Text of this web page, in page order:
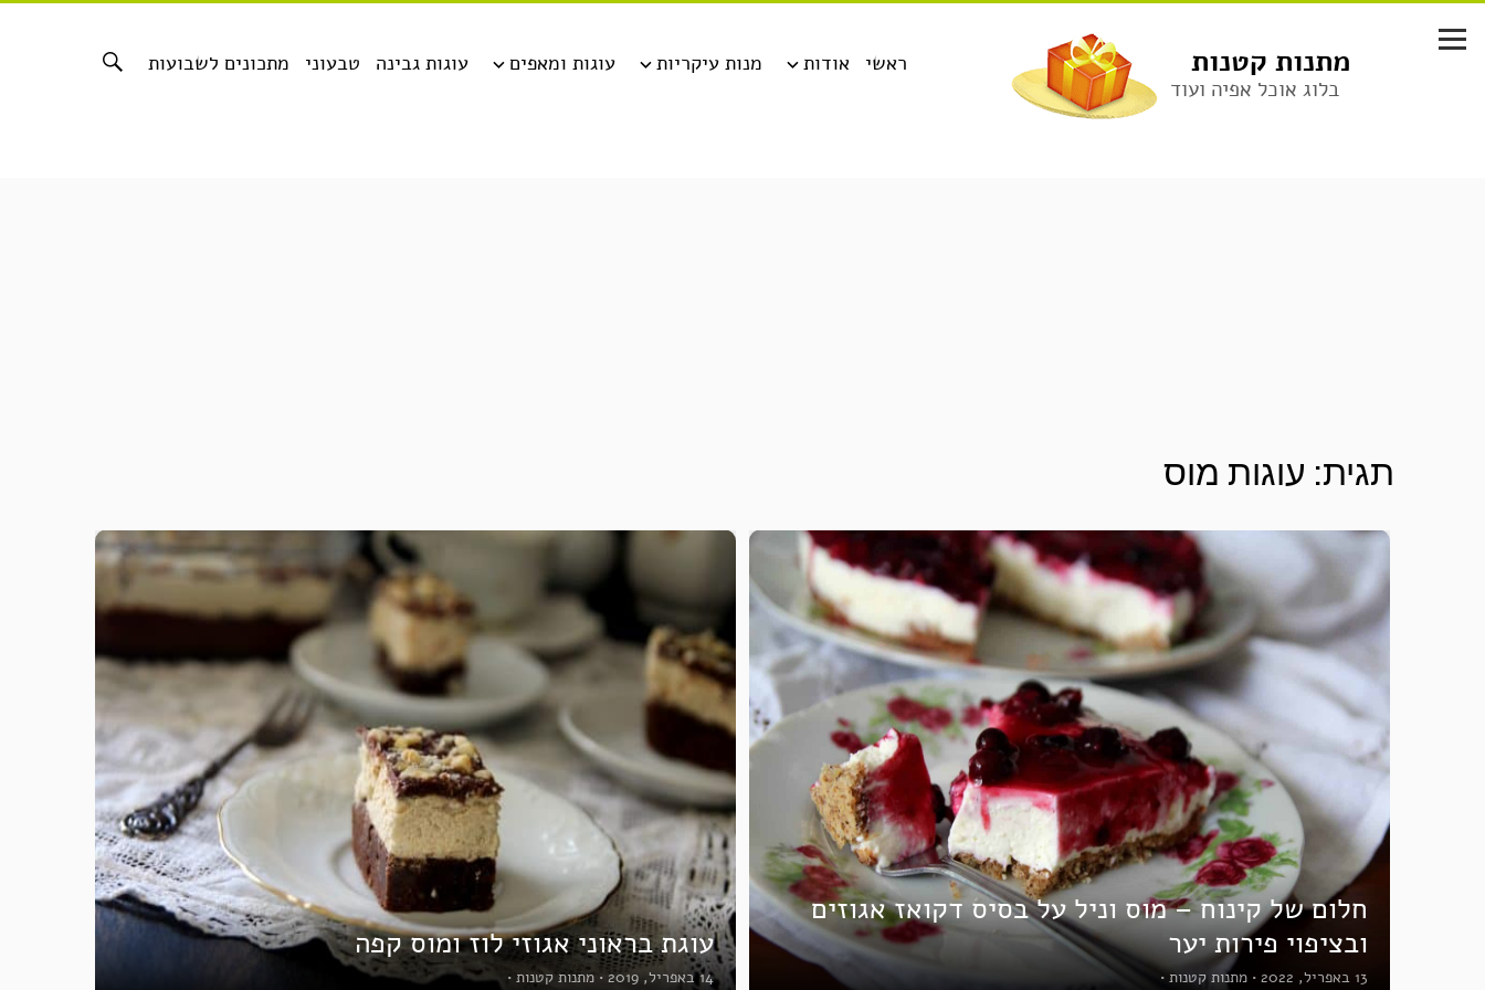
לתוכן
מתנות קטנות
בלוג אוכל אפיה ועוד
מתכונים לשבועות טבעוני עוגות גבינה עוגות ומאפים מנות עיקריות אודות ראשי
תגית: עוגות מוס
חלום של קינוח – מוס וניל על בסיס דקואז אגוזים
ובציפוי פירות יער
13 באפריל, 2022 • מתנות קטנות •
עוגת בראוני אגוזי לוז ומוס קפה
14 באפריל, 2019 • מתנות קטנות •